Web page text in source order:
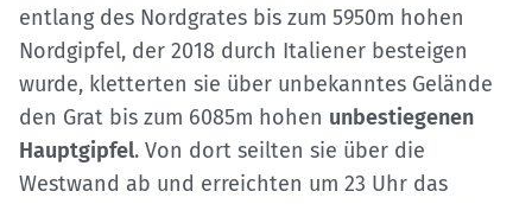
entlang des Nordgrates bis zum 5950m hohen
Nordgipfel, der 2018 durch Italiener besteigen
wurde, kletterten sie über unbekanntes Gelände
den Grat bis zum 6085m hohen unbestiegenen
Hauptgipfel. Von dort seilten sie über die
Westwand ab und erreichten um 23 Uhr das